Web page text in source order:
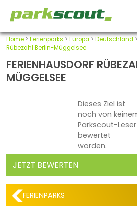
Home> Ferienparks > Europa > Deutschland >
Rübezahl Berlin-Müggelsee
FERIENHAUSDORF
MÜGGELSEE
Dieses Ziel ist
noch von
Parkscout-Leser
bewertet
worden.
JETZT BEWERTEN
FERIENPARKS